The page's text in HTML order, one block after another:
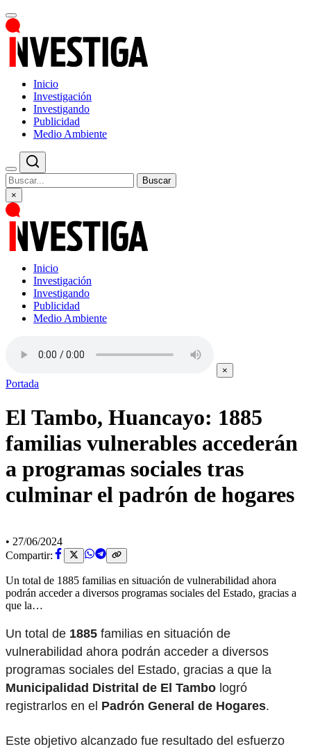
Inicio
Investigación
Investigando
Publicidad
Medio Ambiente
Buscar
×
Inicio
Investigación
Investigando
Publicidad
Medio Ambiente
×
Portada
El Tambo, Huancayo: 1885
familias vulnerables accederán
a programas sociales tras
culminar el padrón de hogares
• 27/06/2024
Compartir:
Un total de 1885 familias en situación de vulnerabilidad ahora
podrán acceder a diversos programas sociales del Estado, gracias a
que la…
Un total de 1885 familias en situación de
vulnerabilidad ahora podrán acceder a diversos
programas sociales del Estado, gracias a que la
Municipalidad Distrital de El Tambo logró
registrarlos en el Padrón General de Hogares.
Este objetivo alcanzado fue resultado del esfuerzo